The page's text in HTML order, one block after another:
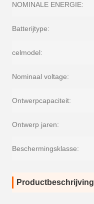
NOMINALE ENERGIE:
Batterijtype:
celmodel:
Nominaal voltage:
Ontwerpcapaciteit:
Ontwerp jaren:
Beschermingsklasse:
Productbeschrijving